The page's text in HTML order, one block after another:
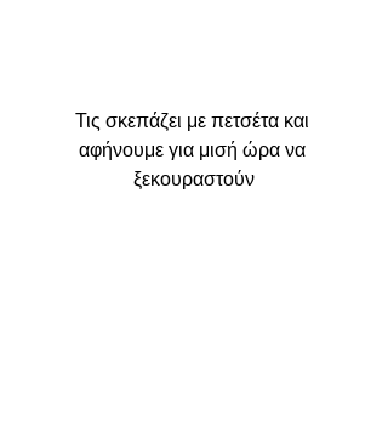
Τις σκεπάζει με πετσέτα και
αφήνουμε για μισή ώρα να
ξεκουραστούν